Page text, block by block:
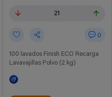
21
0
100 lavados Finish ECO Recarga
Lavavajillas Polvo (2 kg)